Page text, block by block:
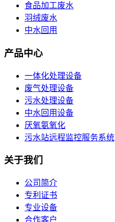
食品加工废水
羽绒废水
中水回用
产品中心
一体化处理设备
废气处理设备
污水处理设备
中水回用设备
厌氧氨氧化
污水站远程监控服务系统
关于我们
公司简介
专利证书
专业设备
合作客户